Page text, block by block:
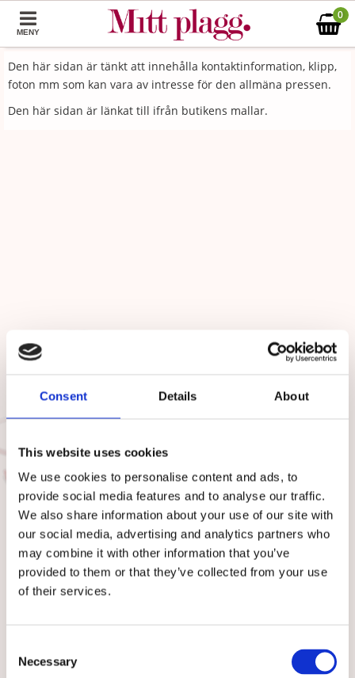
Consent Details About
This website uses cookies
We use cookies to personalise content and ads, to
provide social media features and to analyse our traffic.
We also share information about your use of our site with
our social media, advertising and analytics partners who
may combine it with other information that you’ve
provided to them or that they’ve collected from your use
of their services.
Selection
Necessary
MENY
0
Den här sidan är tänkt att innehålla kontaktinformation, klipp,
foton mm som kan vara av intresse för den allmäna pressen.
Den här sidan är länkat till ifrån butikens mallar.